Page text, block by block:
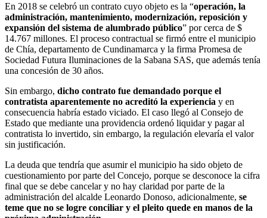
En 2018 se celebró un contrato cuyo objeto es la “operación, la
administración, mantenimiento, modernización, reposición y
expansión del sistema de alumbrado público” por cerca de $
14.767 millones. El proceso contractual se firmó entre el municipio
de Chía, departamento de Cundinamarca y la firma Promesa de
Sociedad Futura Iluminaciones de la Sabana SAS, que además tenía
una concesión de 30 años.
Sin embargo, dicho contrato fue demandado porque el
contratista aparentemente no acreditó la experiencia y en
consecuencia habría estado viciado. El caso llegó al Consejo de
Estado que mediante una providencia ordenó liquidar y pagar al
contratista lo invertido, sin embargo, la regulación elevaría el valor
sin justificación.
La deuda que tendría que asumir el municipio ha sido objeto de
cuestionamiento por parte del Concejo, porque se desconoce la cifra
final que se debe cancelar y no hay claridad por parte de la
administración del alcalde Leonardo Donoso, adicionalmente, se
teme que no se logre conciliar y el pleito quede en manos de la